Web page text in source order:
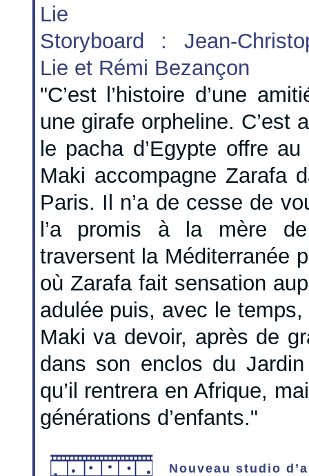
Lie
Storyboard : Jean-
Lie et Rémi Bezançon
"C’est l’histoire d’une
une girafe orpheline. C’est
le pacha d’Egypte offre
Maki accompagne Zarafa
Paris. Il n’a de cesse de
l’a promis à la mère
traversent la Méditerranée
où Zarafa fait sensation
adulée puis, avec le
Maki va devoir, après de
dans son enclos du
qu’il rentrera en Afrique,
générations d’enfants."
Nouveau studio